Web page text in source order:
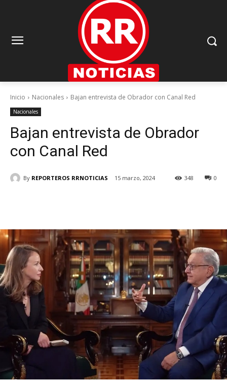
Inicio Nacionales Bajan entrevista de Obrador con Canal Red
Nacionales
Bajan entrevista de Obrador
con Canal Red
By REPORTEROS RRNOTICIAS 15 marzo, 2024 0
348